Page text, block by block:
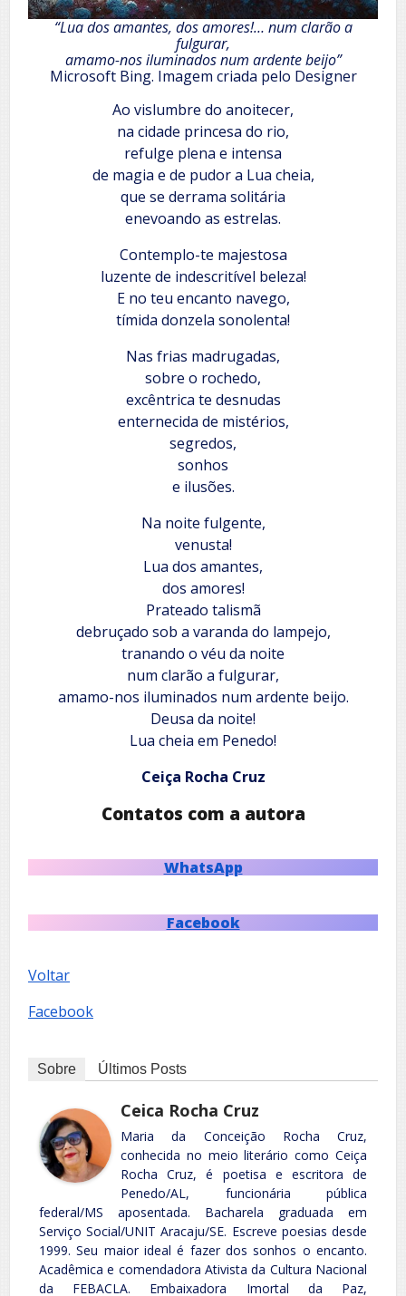
“Lua dos amantes, dos amores!… num clarão a
fulgurar,
amamo-nos iluminados num ardente beijo”
Microsoft Bing. Imagem criada pelo Designer
Ao vislumbre do anoitecer,
na cidade princesa do rio,
refulge plena e intensa
de magia e de pudor a Lua cheia,
que se derrama solitária
enevoando as estrelas.
Contemplo-te majestosa
luzente de indescritível beleza!
E no teu encanto navego,
tímida donzela sonolenta!
Nas frias madrugadas,
sobre o rochedo,
excêntrica te desnudas
enternecida de mistérios,
segredos,
sonhos
e ilusões.
Na noite fulgente,
venusta!
Lua dos amantes,
dos amores!
Prateado talismã
debruçado sob a varanda do lampejo,
tranando o véu da noite
num clarão a fulgurar,
amamo-nos iluminados num ardente beijo.
Deusa da noite!
Lua cheia em Penedo!
Ceiça Rocha Cruz
Contatos com a autora
WhatsApp
Facebook
Voltar
Facebook
Sobre Últimos Posts
Ceica Rocha Cruz
Maria da Conceição Rocha Cruz,
conhecida no meio literário como Ceiça
Rocha Cruz, é poetisa e escritora de
Penedo/AL, funcionária pública
federal/MS aposentada. Bacharela graduada em
Serviço Social/UNIT Aracaju/SE. Escreve poesias desde
1999. Seu maior ideal é fazer dos sonhos o encanto.
Acadêmica e comendadora Ativista da Cultura Nacional
da FEBACLA. Embaixadora Imortal da Paz,